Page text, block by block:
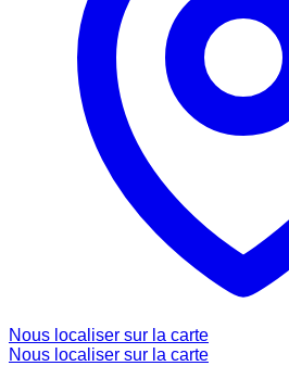
Nous localiser sur la carte
Nous localiser sur la carte